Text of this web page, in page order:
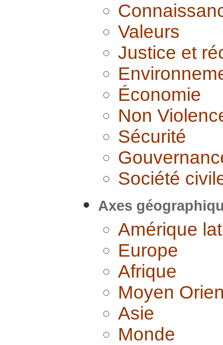
Valeurs
Justice et
Économie
Non
Sécurité
Société
Axes
Amérique
Europe
Afrique
Moyen
Asie
Monde